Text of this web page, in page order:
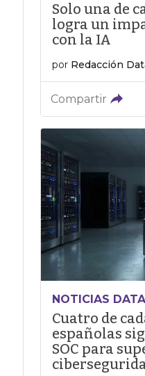
Solo una de
logra un
con la IA
por Redacción
Compartir
NOTICIAS
Cuatro de
españolas
SOC para